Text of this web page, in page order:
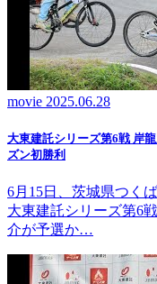
movie 2025.06.28
大東建託シリーズ第6戦 岸
ズン初勝利
6月15日、茨城県つく
大東建託シリーズ第6
介が予選か…